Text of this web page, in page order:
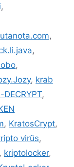
,
,
,
,
, krab
DECRYPT,
, KratosCrypt,
virüs,
, kriptolocker,